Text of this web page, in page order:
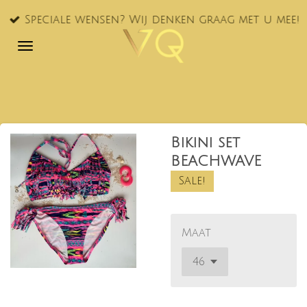
Ga
naar
Speciale wensen? Wij denken graag met u mee!
Bikini set
BEACHWAVE
Sale!
Maat